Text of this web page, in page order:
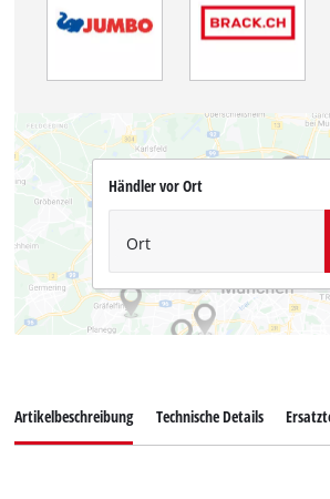
Händler vor Ort
Ort
Artikelbeschreibung Technische Details